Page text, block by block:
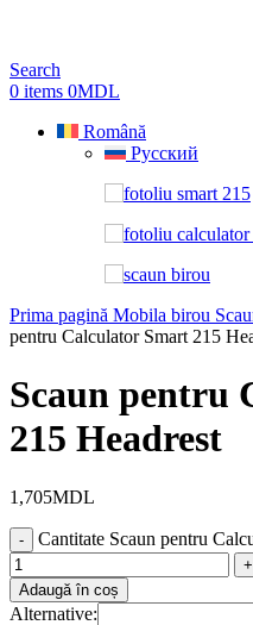
Search
0 items 0MDL
Română
Русский
Prima pagină Mobila birou
pentru Calculator Smart 215
Scaun pentru
215 Headrest
1,705MDL
Cantitate Scaun pentru
Adaugă în coș
Alternative: